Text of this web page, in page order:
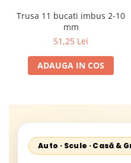
Trusa 11 bucati imbus 2-10
mm
51,25 Lei
ADAUGA IN COS
Auto · Scule · Casă &